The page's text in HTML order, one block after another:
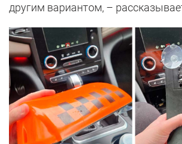
другим вариантом, –